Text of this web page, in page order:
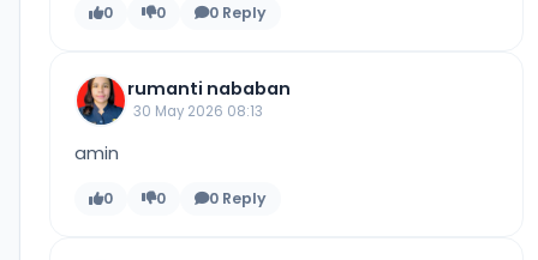
0 0 0 Reply
rumanti nababan
30 May 2026 08:13
amin
0 0 0 Reply